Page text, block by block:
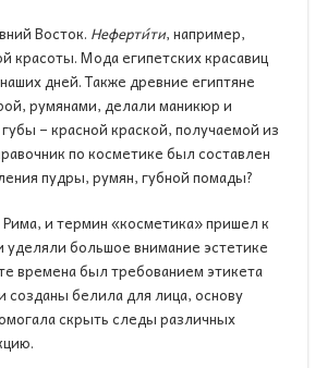
Восток. Неферти́ти, например,
красоты. Мода египетских красавиц
дней. Также древние египтяне
румянами, делали маникюр и
– красной краской, получаемой из
по косметике был составлен
пудры, румян, губной помады?
и термин «косметика» пришел к
большое внимание эстетике
времена был требованием этикета
белила для лица, основу
скрыть следы различных